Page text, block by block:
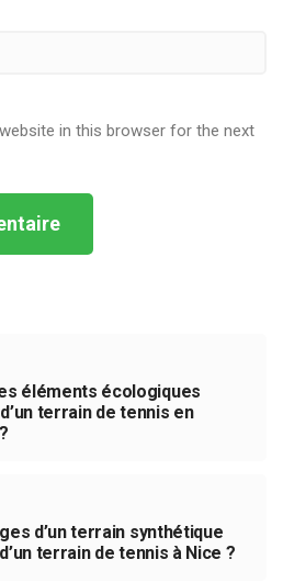
in this browser for the next
éléments écologiques
terrain de tennis en
d’un terrain synthétique
terrain de tennis à Nice ?